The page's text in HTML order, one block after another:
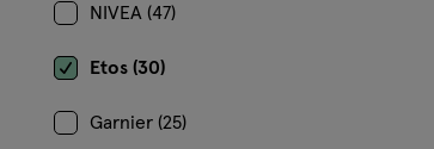
NIVEA (47)
Etos (30)
Garnier (25)